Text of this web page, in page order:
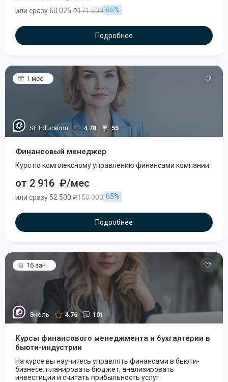
или сразу 60 025 ₽171 500 65%
Подробнее
1 мес
SF Education 4.78 55
Финансовый менеджер
Курс по комплексному управлению финансами компании.
от 2 916 ₽/мес
или сразу 52 500 ₽150 000 65%
Подробнее
16 зан
Эколь 4.76 101
Курсы финансового менеджмента и бухгалтерии в
бьюти-индустрии
На курсе вы научитесь управлять финансами в бьюти-
бизнесе: планировать бюджет, анализировать
инвестиции и считать прибыльность услуг.